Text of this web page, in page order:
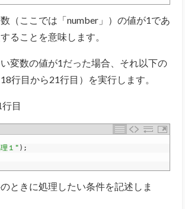
（ここでは「number」）の値が1であ
ることを意味します。
変数の値が1だった場合、それ以下の
行目から21行目）を実行します。
目
１" ) ;
ときに処理したい条件を記述しま